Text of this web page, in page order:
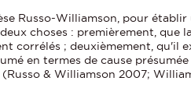
Russo-Williamson, pour
choses : premièrement, que
corrélés ; deuxièmement, qu'il
en termes de cause
& Williamson 2007;